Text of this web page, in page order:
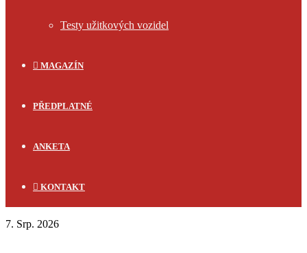
Testy užitkových vozidel
MAGAZÍN
PŘEDPLATNÉ
ANKETA
KONTAKT
7. Srp. 2026